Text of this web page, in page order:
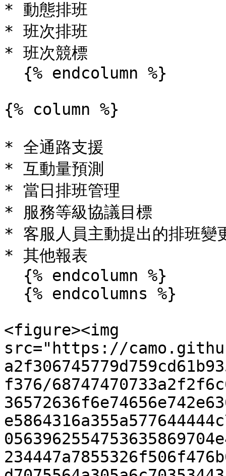
* 動態排班
* 班次排班
* 班次競標
{% column %}
* 全通路支援
* 互動量預測
* 當日排班管理
* 服務等級協議目標
* 客服人員主動提出的排班變
* 其他報表
<figure><img
src="https://
f376/